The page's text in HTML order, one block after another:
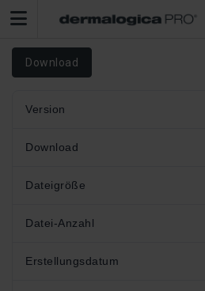
Download
Version
Download
Dateigröße
Datei-Anzahl
Erstellungsdatum